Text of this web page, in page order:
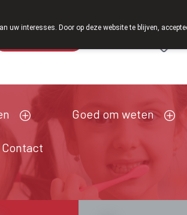
Goed om weten
Contact
uw interesses. Door op deze website te blijven,